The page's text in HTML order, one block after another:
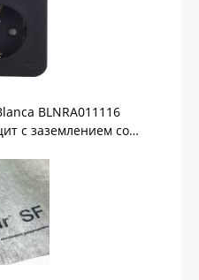
BLNRA011116
с заземлением со